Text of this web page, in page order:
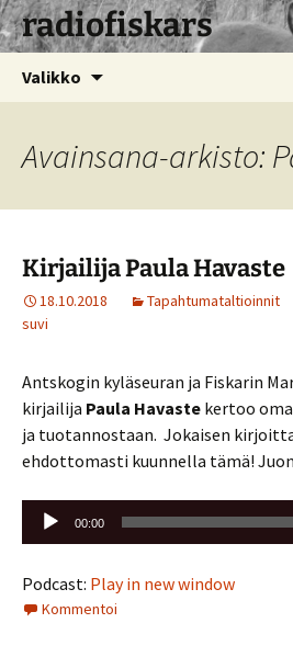
radiofiskars
Valikko
Avainsana-arkisto:
Kirjailija Paula Havaste
18.10.2018 Tapahtumataltioinnit
suvi
Antskogin kyläseuran ja Fiskarin
kirjailija Paula Havaste kertoo
ja tuotannostaan. Jokaisen
ehdottomasti kuunnella tämä!
Äänitoistin
00:00
Podcast: Play in new window
Kommentoi